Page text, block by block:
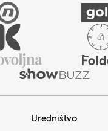
Uredništvo